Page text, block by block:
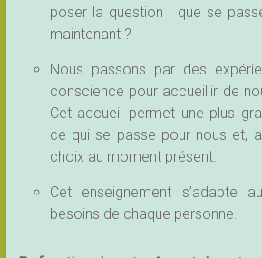
poser la question : que se
maintenant ?
Nous passons par des
conscience pour accueillir de
Cet accueil permet une plus
ce qui se passe pour nous et,
choix au moment présent.
Cet enseignement s’adapte
besoins de chaque personne.